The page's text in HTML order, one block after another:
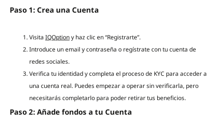
Paso 1: Crea una Cuenta
Visita IQOptiony haz clic en “Registrarte”.
Introduce un email y contraseña o regístrate con tu cuenta de
redes sociales.
Verifica tu identidad y completa el proceso de KYC para acceder a
una cuenta real. Puedes empezar a operar sin verificarla, pero
necesitarás completarlo para poder retirar tus beneficios.
Paso 2: Añade fondos a tu Cuenta